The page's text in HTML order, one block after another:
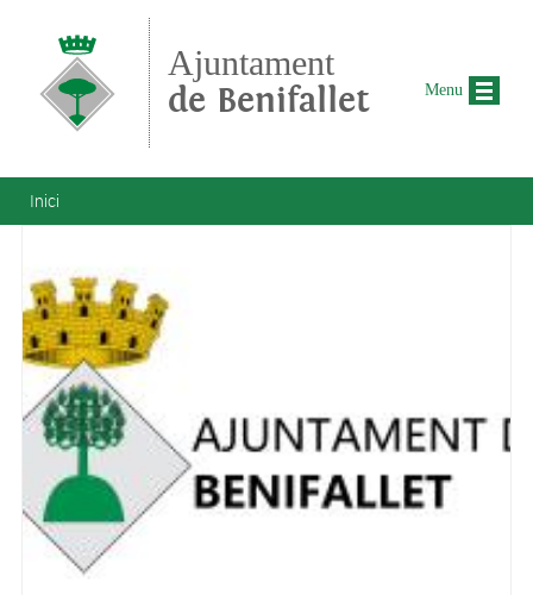
Ajuntament
de Benifallet
Esteu aquí
Inici
Menu